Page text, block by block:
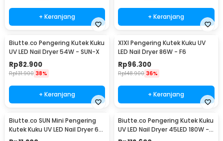
+ Keranjang + Keranjang
Biutte.co Pengering Kutek Kuku
UV LED Nail Dryer 54W - SUN-X
Rp82.900
Rp131.900 38%
+ Keranjang
XIXI Pengering Kutek Kuku UV
LED Nail Dryer 86W - F6
Rp96.300
Rp148.900 36%
+ Keranjang
Biutte.co SUN Mini Pengering
Kutek Kuku UV LED Nail Dryer 6W
- J-03
Biutte.co Pengering Kutek Kuku
UV LED Nail Dryer 45LED 180W -
SUN-M3